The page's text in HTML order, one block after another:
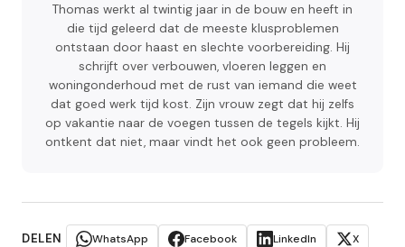
Thomas werkt al twintig jaar in de bouw en heeft in
die tijd geleerd dat de meeste klusproblemen
ontstaan door haast en slechte voorbereiding. Hij
schrijft over verbouwen, vloeren leggen en
woningonderhoud met de rust van iemand die weet
dat goed werk tijd kost. Zijn vrouw zegt dat hij zelfs
op vakantie naar de voegen tussen de tegels kijkt. Hij
ontkent dat niet, maar vindt het ook geen probleem.
DELEN WhatsApp Facebook LinkedIn
X